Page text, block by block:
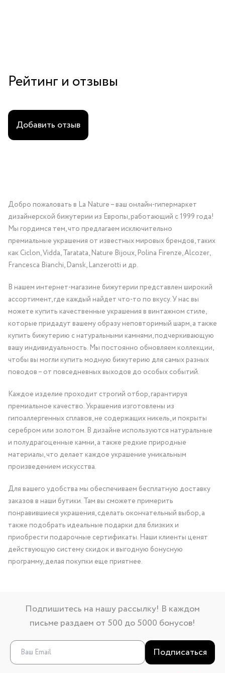
Рейтинг и отзывы
Добавить отзыв
Добро пожаловать в La Nature – ваш онлайн-гипермаркет
дизайнерской бижутерии из Европы, работающий с 1999 года!
Мы гордимся тем, что предлагаем исключительно
премиальные украшения от известных мировых брендов, таких
как Ciclon, Vidda, Taratata, Nature Bijoux, Polina Firenze, Alcozer,
Francesca Bianchi, Dansk, Lanzerotti и др.
В нашем интернет-магазине бижутерии представлен широкий
ассортимент, где каждый найдет что-то по вкусу. У нас вы
можете купить качественные украшения в винтажном стиле,
которые придадут вашему образу неповторимый шарм, а также
купить бижутерию с натуральными камнями, подчеркивающую
вашу индивидуальность. Мы постоянно обновляем коллекции,
чтобы вы могли купить модную бижутерию для самых разных
поводов – от повседневных выходов до особых событий.
Каждое изделие проходит строгий отбор, гарантируя
премиальное качество. Украшения изготовлены из
гипоаллергенных сплавов, не содержащих никель, и покрыты
серебром или золотом. В дизайне используются натуральные
и полудрагоценные камни, а также редкие природные
материалы, что делает каждое украшение уникальным
произведением искусства.
Для вашего удобства мы обеспечиваем бесплатную доставку
заказов в наши бутики. Там вы сможете примерить
понравившиеся украшения, сделать окончательный выбор, а
также подобрать идеальные подарки для близких и
приобрести подарочные сертификаты. Наши клиенты ценят
действующую систему скидок и выгодную бонусную
программу, делая покупки еще приятнее.
Подпишитесь на нашу рассылку! В каждом
письме раздаем от 500 до 5000 бонусов!
Подписаться